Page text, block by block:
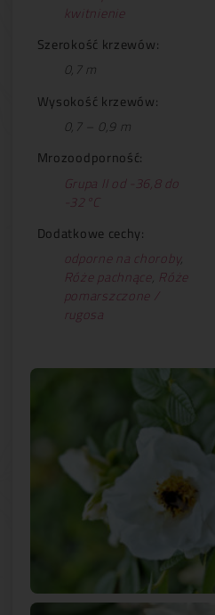
kwitnienie
Szerokość krzewów:
0,7 m
Wysokość krzewów:
0,7 – 0,9 m
Mrozoodporność:
Grupa II od -36,8 do
-32°C
Dodatkowe cechy:
odporne na choroby,
Róże pachnące, Róże
pomarszczone /
rugosa